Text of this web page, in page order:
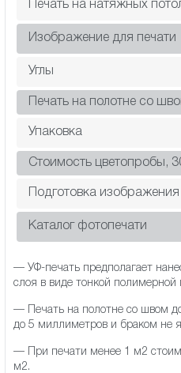
Печать на натяжных
Изображение для печати
Углы
Печать на полотне со
Упаковка
Стоимость цветопробы,
Подготовка изображения
Каталог фотопечати
— УФ-печать предполагает
слоя в виде тонкой полимерной
— Печать на полотне со швом
до 5 миллиметров и браком не
— При печати менее 1 м2
м2.